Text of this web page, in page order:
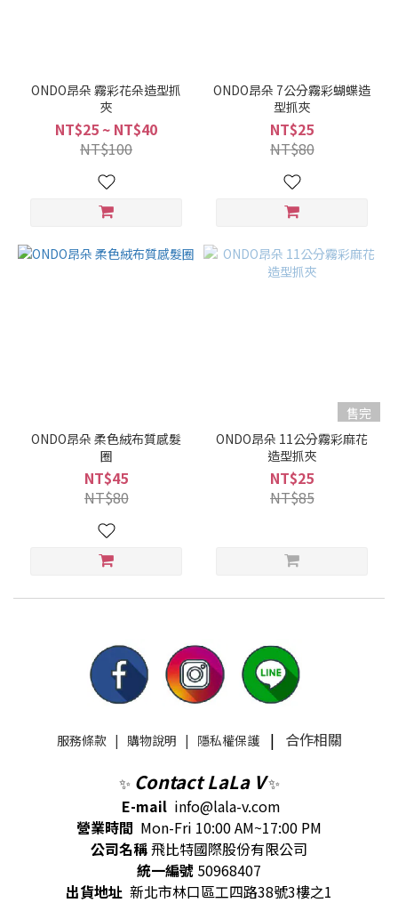
ONDO昂朵 霧彩花朵造型抓
夾
NT$25 ~ NT$40
NT$100
ONDO昂朵 7公分霧彩蝴蝶造
型抓夾
NT$25
NT$80
ONDO昂朵 柔色絨布質感髮
圈
NT$45
NT$80
售完
ONDO昂朵 11公分霧彩麻花
造型抓夾
NT$25
NT$85
服務條款| 購物說明 | 隱私權保護| 合作相關
✨ Contact LaLa V✨
E-mail info@lala-v.com
營業時間 Mon-Fri 10:00 AM~17:00 PM
公司名稱飛比特國際股份有限公司
統一編號 50968407
出貨地址 新北市林口區工四路38號3樓之1